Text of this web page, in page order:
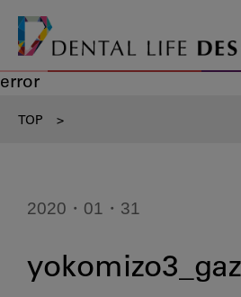
error
TOP >
2020・01・31